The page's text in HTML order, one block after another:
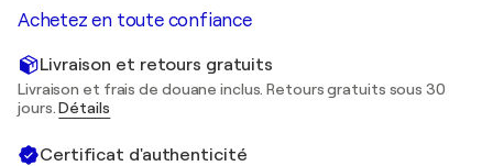
Achetez en toute confiance
Livraison et retours gratuits
Livraison et frais de douane inclus. Retours gratuits sous 30
jours.Détails
Certificat d'authenticité